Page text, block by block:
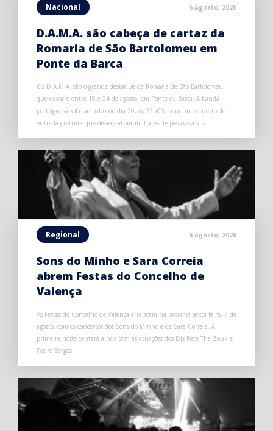
Nacional 6 Agosto, 2026
D.A.M.A. são cabeça de cartaz da
Romaria de São Bartolomeu em
Ponte da Barca
Os D.A.M.A. são o grande destaque da Romaria de São Bartolomeu,
que decorre entre 18 e 24 de agosto, em Ponte da Barca. A banda
portuguesa sobe ao palco no dia 20, às 23h00, para um concerto de
entrada gratuita que deverá atrair milhares de pessoas à vila.
Regional 6 Agosto, 2026
Sons do Minho e Sara Correia
abrem Festas do Concelho de
Valença
As Festas do Concelho de Valença arrancam na próxima sexta-feira, 7 de
agosto, com os concertos dos Sons do Minho e de Sara Correia. A
primeira noite contará ainda com as atuações dos DJs Pete Tha Zouk e
Pedro Borges.